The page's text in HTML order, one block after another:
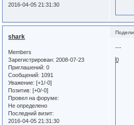
2016-04-05 21:31:30
shark
Members
Зарегистрирован: 2008-07-23
Приглашений: 0
Сообщений: 1091
Уважение: [+1/-0]
Позитив: [+0/-0]
Провел на форуме:
Не определено
Последний визит:
2016-04-05 21:31:30
---
0